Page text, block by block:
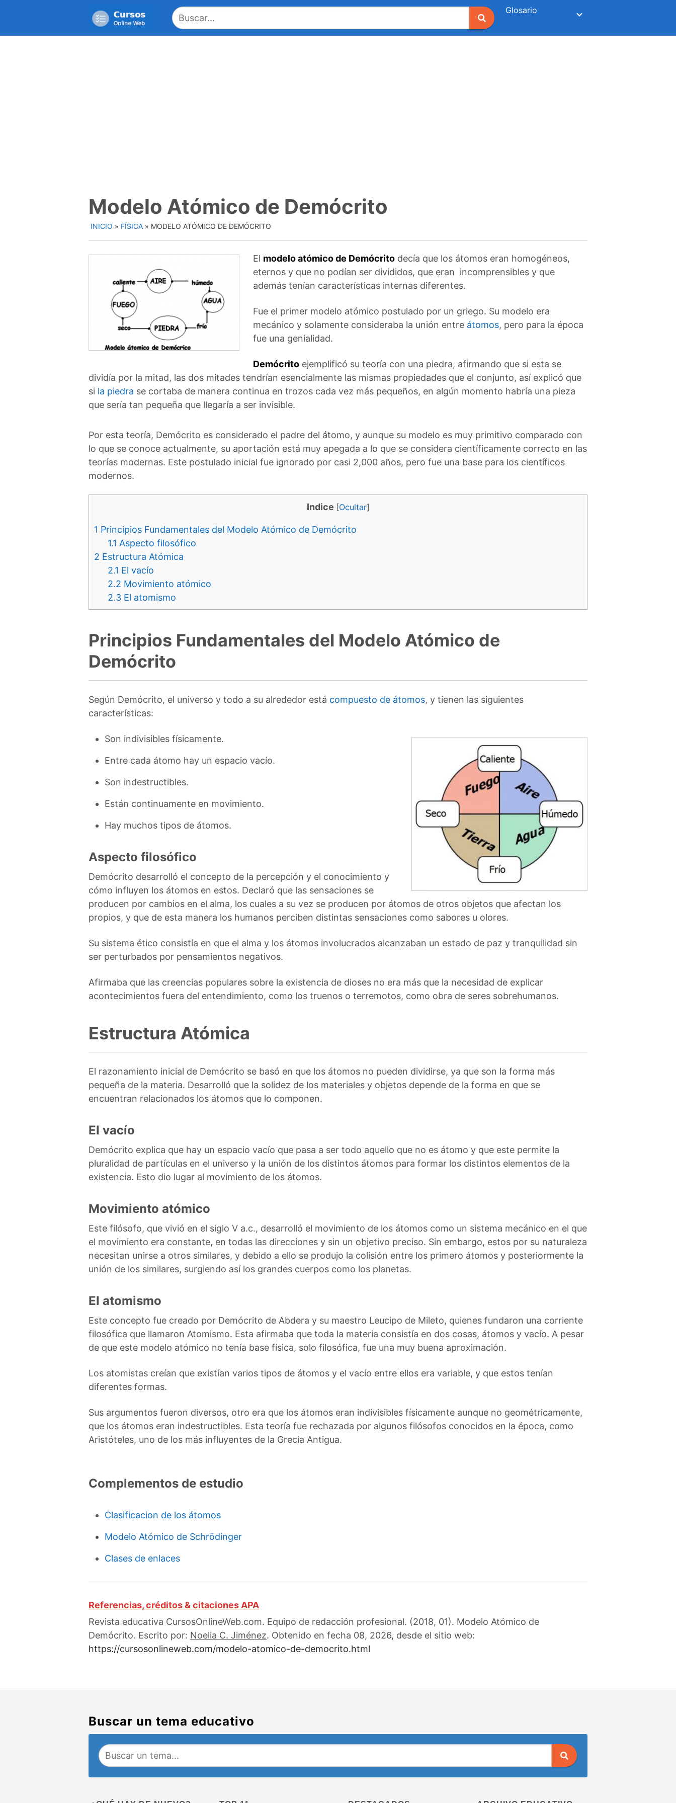
Glosario
Modelo Atómico de Demócrito
INICIO » FÍSICA » MODELO ATÓMICO DE DEMÓCRITO
El modelo atómico de Demócrito decía que los átomos eran homogéneos,
eternos y que no podían ser divididos, que eran incomprensibles y que
además tenían características internas diferentes.
Fue el primer modelo atómico postulado por un griego. Su modelo era
mecánico y solamente consideraba la unión entre átomos, pero para la época
fue una genialidad.
Demócrito ejemplificó su teoría con una piedra, afirmando que si esta se
dividía por la mitad, las dos mitades tendrían esencialmente las mismas propiedades que el conjunto, así explicó que
si la piedra se cortaba de manera continua en trozos cada vez más pequeños, en algún momento habría una pieza
que sería tan pequeña que llegaría a ser invisible.
Por esta teoría, Demócrito es considerado el padre del átomo, y aunque su modelo es muy primitivo comparado con
lo que se conoce actualmente, su aportación está muy apegada a lo que se considera científicamente correcto en las
teorías modernas. Este postulado inicial fue ignorado por casi 2,000 años, pero fue una base para los científicos
modernos.
Indice [Ocultar]
1 Principios Fundamentales del Modelo Atómico de Demócrito
1.1 Aspecto filosófico
2 Estructura Atómica
2.1 El vacío
2.2 Movimiento atómico
2.3 El atomismo
Principios Fundamentales del Modelo Atómico de
Demócrito
Según Demócrito, el universo y todo a su alrededor está compuesto de átomos, y tienen las siguientes
características:
Son indivisibles físicamente.
Entre cada átomo hay un espacio vacío.
Son indestructibles.
Están continuamente en movimiento.
Hay muchos tipos de átomos.
Aspecto filosófico
Demócrito desarrolló el concepto de la percepción y el conocimiento y
cómo influyen los átomos en estos. Declaró que las sensaciones se
producen por cambios en el alma, los cuales a su vez se producen por átomos de otros objetos que afectan los
propios, y que de esta manera los humanos perciben distintas sensaciones como sabores u olores.
Su sistema ético consistía en que el alma y los átomos involucrados alcanzaban un estado de paz y tranquilidad sin
ser perturbados por pensamientos negativos.
Afirmaba que las creencias populares sobre la existencia de dioses no era más que la necesidad de explicar
acontecimientos fuera del entendimiento, como los truenos o terremotos, como obra de seres sobrehumanos.
Estructura Atómica
El razonamiento inicial de Demócrito se basó en que los átomos no pueden dividirse, ya que son la forma más
pequeña de la materia. Desarrolló que la solidez de los materiales y objetos depende de la forma en que se
encuentran relacionados los átomos que lo componen.
El vacío
Demócrito explica que hay un espacio vacío que pasa a ser todo aquello que no es átomo y que este permite la
pluralidad de partículas en el universo y la unión de los distintos átomos para formar los distintos elementos de la
existencia. Esto dio lugar al movimiento de los átomos.
Movimiento atómico
Este filósofo, que vivió en el siglo V a.c., desarrolló el movimiento de los átomos como un sistema mecánico en el que
el movimiento era constante, en todas las direcciones y sin un objetivo preciso. Sin embargo, estos por su naturaleza
necesitan unirse a otros similares, y debido a ello se produjo la colisión entre los primero átomos y posteriormente la
unión de los similares, surgiendo así los grandes cuerpos como los planetas.
El atomismo
Este concepto fue creado por Demócrito de Abdera y su maestro Leucipo de Mileto, quienes fundaron una corriente
filosófica que llamaron Atomismo. Esta afirmaba que toda la materia consistía en dos cosas, átomos y vacío. A pesar
de que este modelo atómico no tenía base física, solo filosófica, fue una muy buena aproximación.
Los atomistas creían que existían varios tipos de átomos y el vacío entre ellos era variable, y que estos tenían
diferentes formas.
Sus argumentos fueron diversos, otro era que los átomos eran indivisibles físicamente aunque no geométricamente,
que los átomos eran indestructibles. Esta teoría fue rechazada por algunos filósofos conocidos en la época, como
Aristóteles, uno de los más influyentes de la Grecia Antigua.
Complementos de estudio
Clasificacion de los átomos
Modelo Atómico de Schrödinger
Clases de enlaces
Referencias, créditos & citaciones APA
Revista educativa CursosOnlineWeb.com. Equipo de redacción profesional. (2018, 01). Modelo Atómico de
Demócrito. Escrito por: Noelia C. Jiménez. Obtenido en fecha 08, 2026, desde el sitio web:
https://cursosonlineweb.com/modelo-atomico-de-democrito.html
Buscar un tema educativo